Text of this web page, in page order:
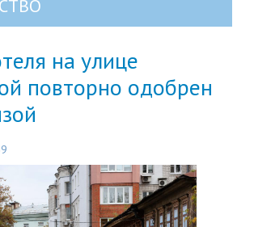
на улице
повторно одобрен